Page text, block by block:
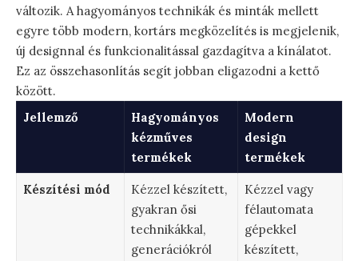
változik. A hagyományos technikák és minták mellett
egyre több modern, kortárs megközelítés is megjelenik,
új designnal és funkcionalitással gazdagítva a kínálatot.
Ez az összehasonlítás segít jobban eligazodni a kettő
között.
Jellemző
Hagyományos
kézműves
termékek
Modern
design
termékek
Készítési mód
Kézzel készített,
gyakran ősi
technikákkal,
generációkról
Kézzel vagy
félautomata
gépekkel
készített,